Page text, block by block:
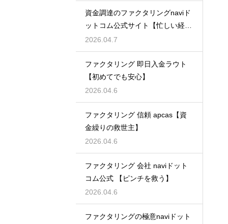
資金調達のファクタリングnaviド
ットコム公式サイト【忙しい経営
者必見】
2026.04.7
ファクタリング 即日入金ラウト
【初めてでも安心】
2026.04.6
ファクタリング 信頼 apcas【資
金繰りの救世主】
2026.04.6
ファクタリング 会社 naviドット
コム公式 【ピンチを救う】
2026.04.6
ファクタリングの極意naviドット